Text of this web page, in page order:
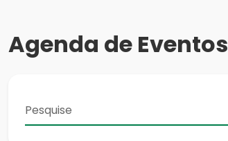
Agenda de Eventos